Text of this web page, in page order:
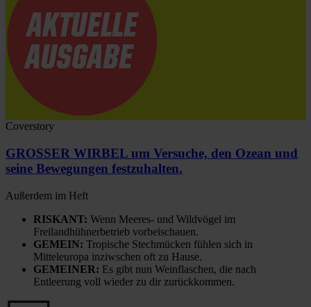
Coverstory
GROSSER WIRBEL um Versuche, den Ozean und
seine Bewegungen festzuhalten.
Außerdem im Heft
RISKANT: Wenn Meeres- und Wildvögel im
Freilandhühnerbetrieb vorbeischauen.
GEMEIN: Tropische Stechmücken fühlen sich in
Mitteleuropa inziwschen oft zu Hause.
GEMEINER: Es gibt nun Weinflaschen, die nach
Entleerung voll wieder zu dir zurückkommen.